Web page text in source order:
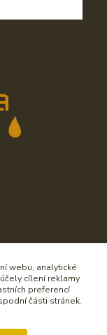
webu, analytické
cílení reklamy
preferencí
části stránek.